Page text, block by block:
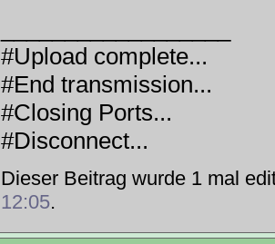
#Upload complete...
#End transmission...
#Closing Ports...
#Disconnect...
Dieser Beitrag wurde 1 mal
12:05.